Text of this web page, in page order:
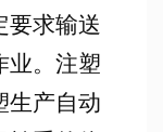
要求输送
业。注塑
生产自动